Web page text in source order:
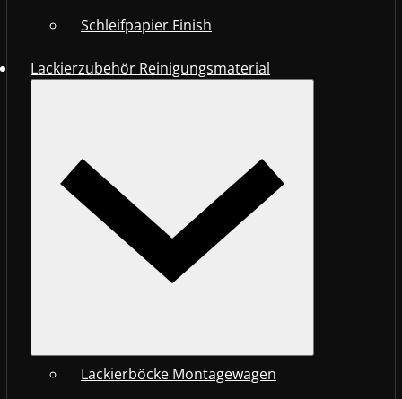
Schleifpapier Finish
Lackierzubehör Reinigungsmaterial
Lackierböcke Montagewagen